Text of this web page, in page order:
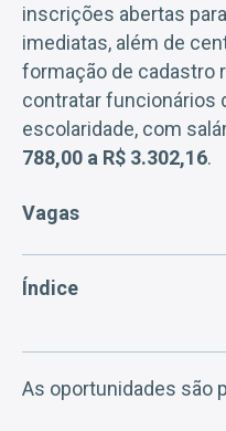
inscrições abertas para
imediatas, além de
formação de cadastro
contratar funcionários
escolaridade, com
788,00 a R$ 3.302,16.
Vagas
Índice
As oportunidades são